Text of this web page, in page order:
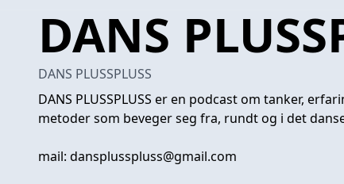
DANS
DANS PLUSSPLUSS
DANS PLUSSPLUSS er en podcast om tanker,
metoder som beveger seg fra, rundt og i det
mail: dansplusspluss@gmail.com